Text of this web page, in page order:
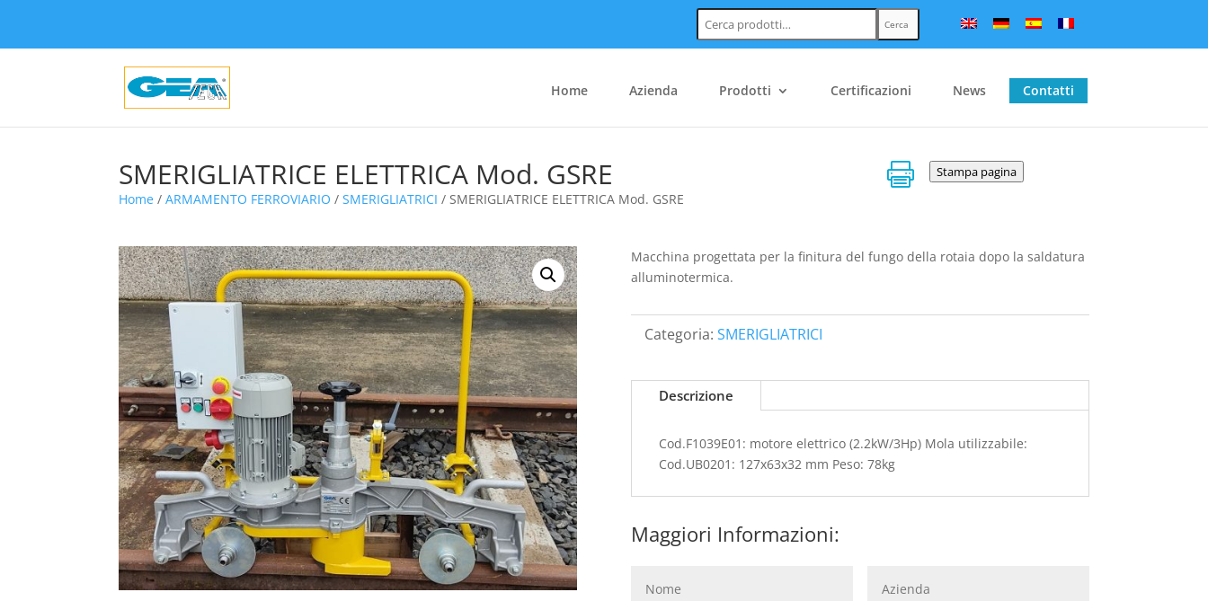
Cerca:
Cerca
Home Azienda Prodotti Certificazioni News Contatti
SMERIGLIATRICE ELETTRICA Mod. GSRE
Home / ARMAMENTO FERROVIARIO / SMERIGLIATRICI / SMERIGLIATRICE ELETTRICA Mod. GSRE
 Stampa pagina
Macchina progettata per la finitura del fungo della rotaia dopo la saldatura
alluminotermica.
Categoria: SMERIGLIATRICI
Descrizione
Cod.F1039E01: motore elettrico (2.2kW/3Hp) Mola utilizzabile:
Cod.UB0201: 127x63x32 mm Peso: 78kg
Maggiori Informazioni: